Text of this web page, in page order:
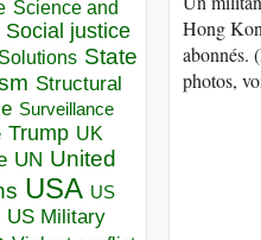
Science and
Social justice
Solutions State
Structural
Surveillance
Trump UK
UN United
USA US
US Military
Hong
abonnés.
photos,